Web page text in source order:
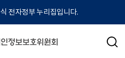
전자정부 누리집입니다.
검